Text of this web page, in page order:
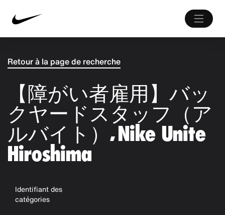
Retour à la page de recherche
【障がい者雇用】バッ
クヤードスタッフ（ア
ルバイト）, Nike Unite
Hiroshima
Identifiant des
catégories